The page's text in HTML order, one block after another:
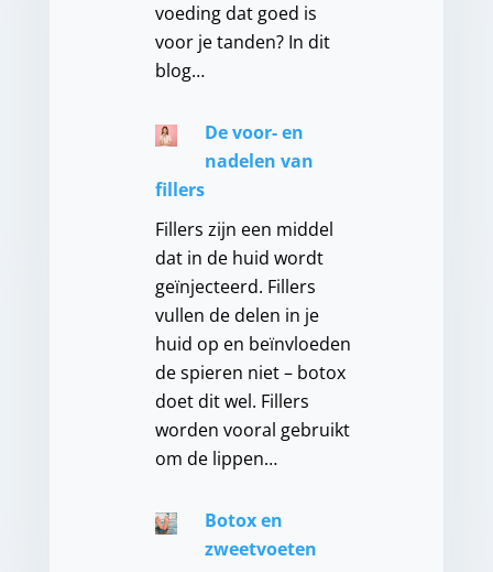
voeding dat goed is
voor je tanden? In dit
blog…
De voor- en
nadelen van
fillers
Fillers zijn een middel
dat in de huid wordt
geïnjecteerd. Fillers
vullen de delen in je
huid op en beïnvloeden
de spieren niet – botox
doet dit wel. Fillers
worden vooral gebruikt
om de lippen…
Botox en
zweetvoeten